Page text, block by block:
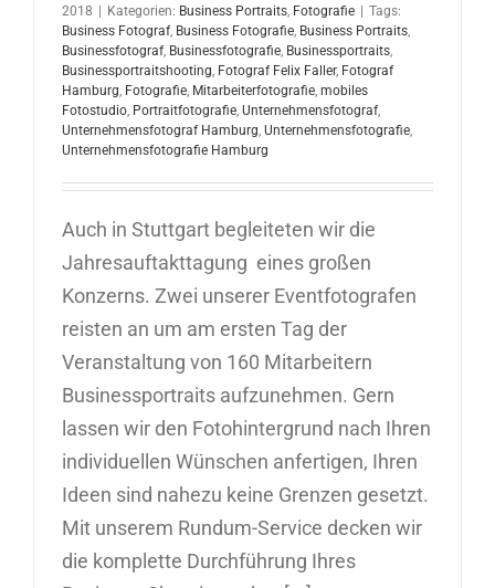
2018
Kategorien: Business Portraits, Fotografie
Tags:
Business Fotograf, Business Fotografie, Business Portraits,
Businessfotograf, Businessfotografie, Businessportraits,
Businessportraitshooting, Fotograf Felix Faller, Fotograf
Hamburg, Fotografie, Mitarbeiterfotografie, mobiles
Fotostudio, Portraitfotografie, Unternehmensfotograf,
Unternehmensfotograf Hamburg, Unternehmensfotografie,
Unternehmensfotografie Hamburg
Auch in Stuttgart begleiteten wir die
Jahresauftakttagung eines großen
Konzerns. Zwei unserer Eventfotografen
reisten an um am ersten Tag der
Veranstaltung von 160 Mitarbeitern
Businessportraits aufzunehmen. Gern
lassen wir den Fotohintergrund nach Ihren
individuellen Wünschen anfertigen, Ihren
Ideen sind nahezu keine Grenzen gesetzt.
Mit unserem Rundum-Service decken wir
die komplette Durchführung Ihres